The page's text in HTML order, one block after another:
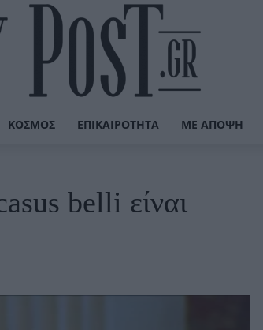
ΚΌΣΜΟΣ ΕΠΙΚΑΙΡΌΤΗΤΑ ΜΕ ΆΠΟΨΗ
belli είναι